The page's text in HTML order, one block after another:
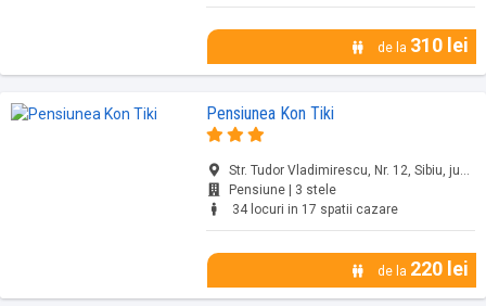
de la 310 lei
Pensiunea Kon Tiki
Str. Tudor Vladimirescu, Nr. 12, Sibiu, jud. Sibiu
Pensiune | 3 stele
34 locuri in 17 spatii cazare
de la 220 lei